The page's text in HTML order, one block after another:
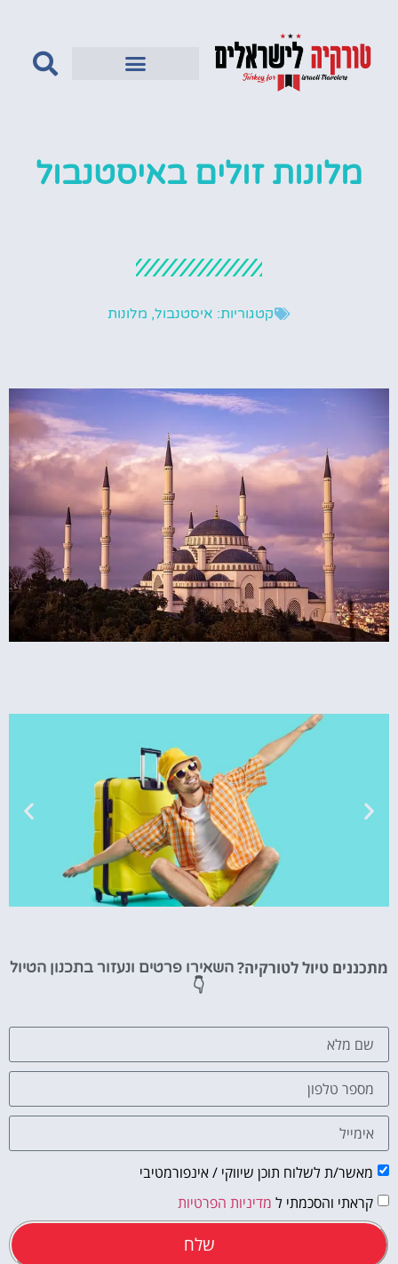
מלונות זולים באיסטנבול
קטגוריות: איסטנבול, מלונות
מציאת
לחצו
מתכננים טיול לטורקיה?השאירו פרטים ונעזור בתכנון הטיול
👇
מאשר/ת לשלוח תוכן שיווקי / אינפורמטיבי
קראתי והסכמתי ל מדיניות הפרטיות
שלח